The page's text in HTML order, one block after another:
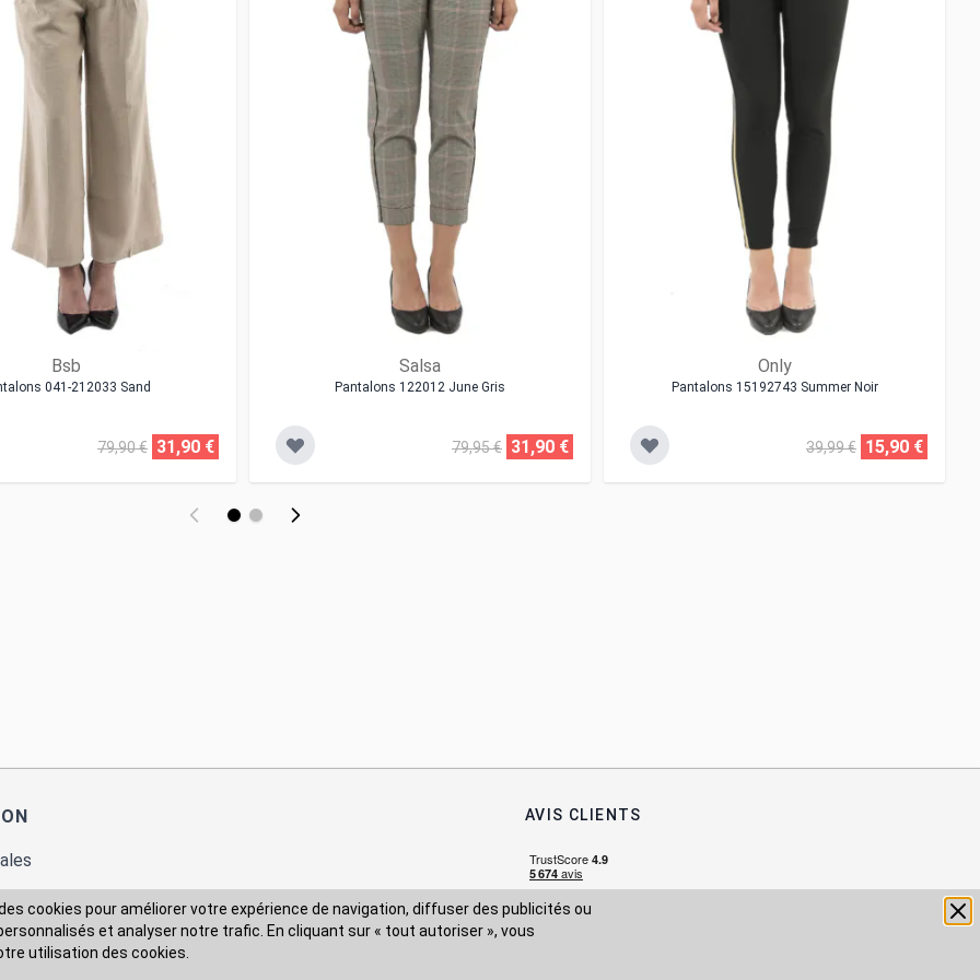
cookies pour améliorer votre expérience de navigation, diffuser des publicités ou
et analyser notre trafic. En cliquant sur « tout autoriser », vous
utilisation des cookies.
Bsb
041-212033 Sand
79,90 € 31,90 €
Salsa
Pantalons 122012 June Gris
79,95 € 31,90 €
Only
Pantalons 15192743 Summer Noir
39,99 € 15,90 €
données
AVIS CLIENTS